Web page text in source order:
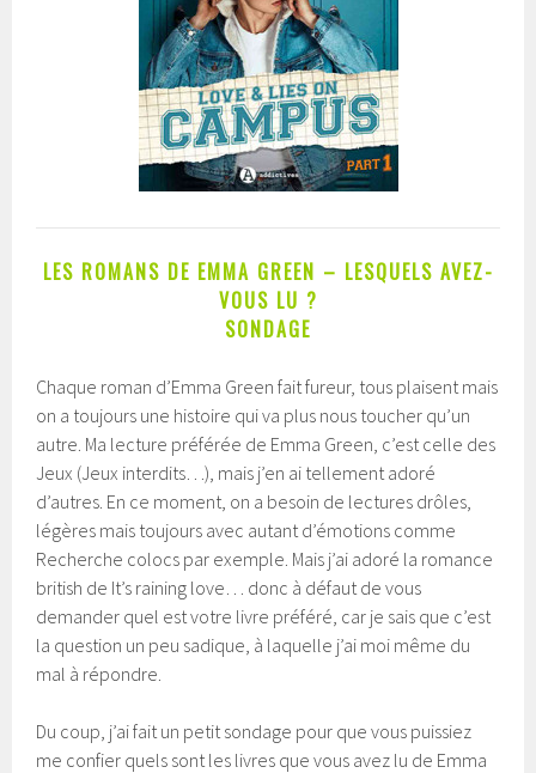
LES ROMANS DE EMMA GREEN – LESQUELS AVEZ-
VOUS LU ?
SONDAGE
Chaque roman d’Emma Green fait fureur, tous plaisent mais
on a toujours une histoire qui va plus nous toucher qu’un
autre. Ma lecture préférée de Emma Green, c’est celle des
Jeux (Jeux interdits…), mais j’en ai tellement adoré
d’autres. En ce moment, on a besoin de lectures drôles,
légères mais toujours avec autant d’émotions comme
Recherche colocs par exemple. Mais j’ai adoré la romance
british de It’s raining love… donc à défaut de vous
demander quel est votre livre préféré, car je sais que c’est
la question un peu sadique, à laquelle j’ai moi même du
mal à répondre.
Du coup, j’ai fait un petit sondage pour que vous puissiez
me confier quels sont les livres que vous avez lu de Emma